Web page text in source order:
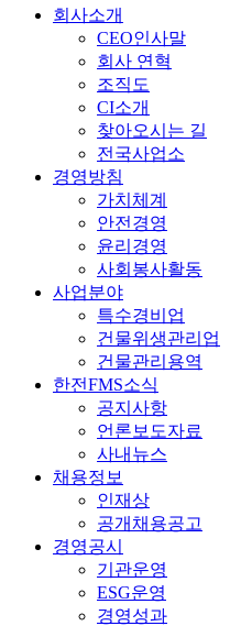
회사소개
CEO인사말
회사 연혁
조직도
CI소개
찾아오시는 길
전국사업소
경영방침
가치체계
안전경영
윤리경영
사회봉사활동
사업분야
특수경비업
건물위생관리업
건물관리용역
한전FMS소식
공지사항
언론보도자료
사내뉴스
채용정보
인재상
공개채용공고
경영공시
기관운영
ESG운영
경영성과